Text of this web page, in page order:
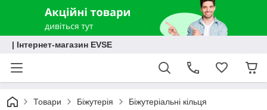
| Інтернет-магазин EVSE
Товари Біжутерія Біжутеріальні кільця